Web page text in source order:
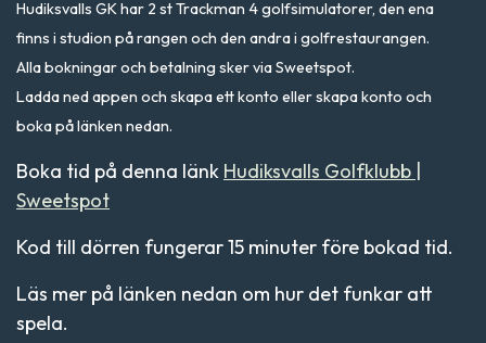
Hudiksvalls GK har 2 st Trackman 4 golfsimulatorer, den ena
finns i studion på rangen och den andra i golfrestaurangen.
Alla bokningar och betalning sker via Sweetspot.
Ladda ned appen och skapa ett konto eller skapa konto och
boka på länken nedan.
Boka tid på denna länk Hudiksvalls Golfklubb |
Sweetspot
Kod till dörren fungerar 15 minuter före bokad tid.
Läs mer på länken nedan om hur det funkar att
spela.